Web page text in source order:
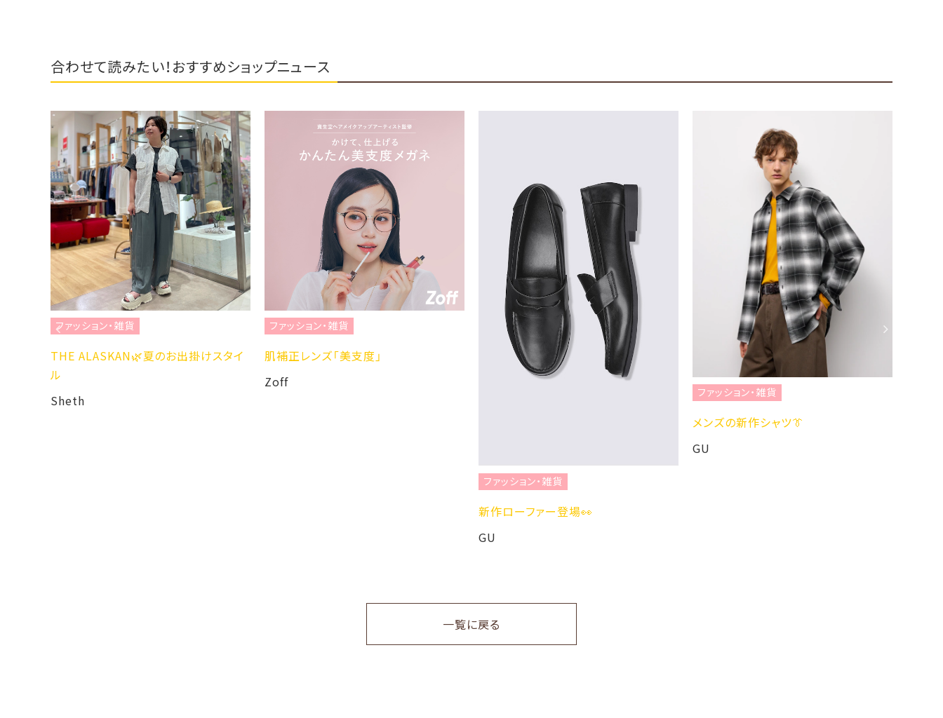
合わせて読みたい！おすすめショップニュース
ファッション・雑貨
THE ALASKAN🌿夏のお出掛けスタイ
ル
Sheth
ファッション・雑貨
肌補正レンズ「美支度」
Zoff
ファッション・雑貨
新作ローファー登場👀
GU
ファッション・雑貨
メンズの新作シャツ👔
GU
一覧に戻る